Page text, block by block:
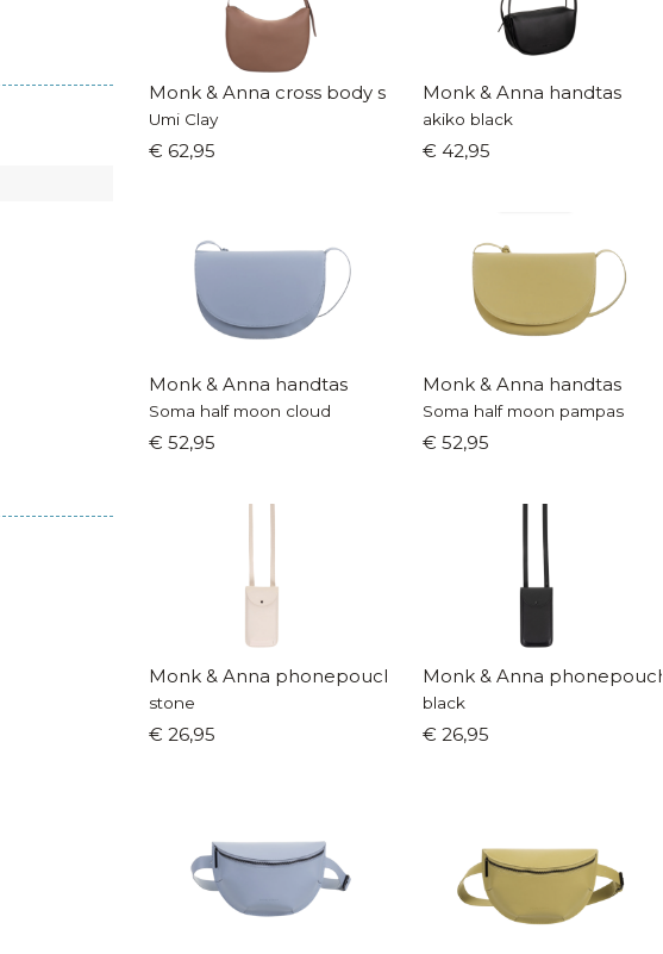
Monk & Anna cross body shopper
Umi Clay
€ 62,95
Monk & Anna handtas
akiko black
€ 42,95
Monk & Anna handtas
Soma half moon cloud
€ 52,95
Monk & Anna handtas
Soma half moon pampas
€ 52,95
Monk & Anna phonepouch
stone
€ 26,95
Monk & Anna phonepouch
black
€ 26,95